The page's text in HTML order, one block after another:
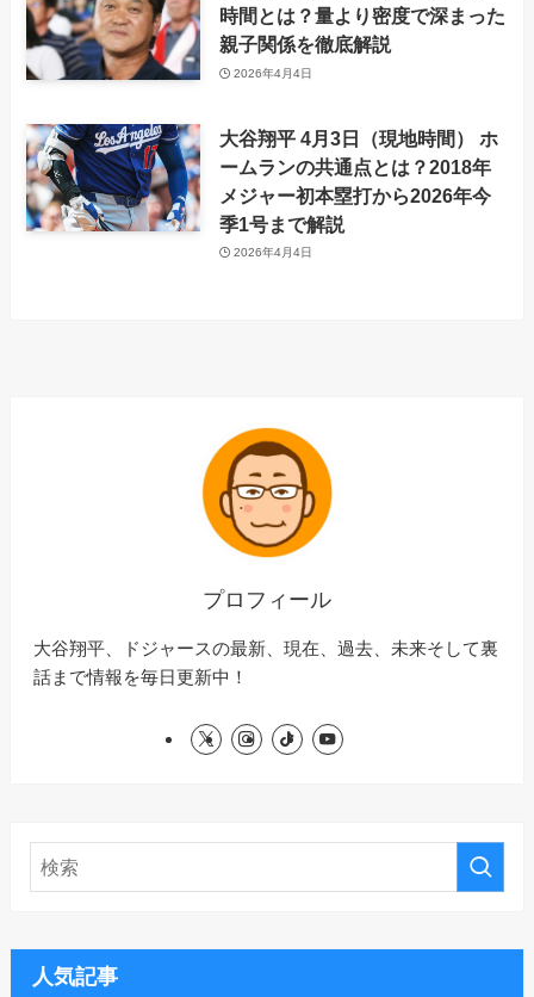
時間とは？量より密度で深まった
親子関係を徹底解説
2026年4月4日
大谷翔平 4月3日（現地時間） ホ
ームランの共通点とは？2018年
メジャー初本塁打から2026年今
季1号まで解説
2026年4月4日
プロフィール
大谷翔平、ドジャースの最新、現在、過去、未来そして裏
話まで情報を毎日更新中！
人気記事